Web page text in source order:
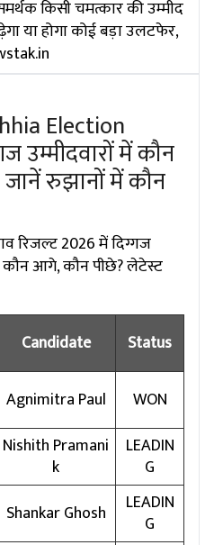
किसी चमत्कार की उम्मीद
या होगा कोई बड़ा उलटफेर,
Election
उम्मीदवारों में कौन
जानें रुझानों में कौन
रिजल्ट 2026 में दिग्गज
कौन आगे, कौन पीछे? लेटेस्ट
Candidate Status
Agnimitra Paul WON
Nishith Pramani
k
LEADIN
G
Shankar Ghosh
LEADIN
G